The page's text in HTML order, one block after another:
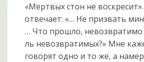
«Мертвых стон не
отвечает: «… Не призвать
… Что прошло,
ль невозвратимых?» Мне
говорят одно и то же, а